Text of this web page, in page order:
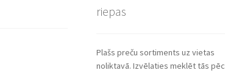
riepas
Plašs preču sortiments uz vietas
noliktavā. Izvēlaties meklēt tās pēc